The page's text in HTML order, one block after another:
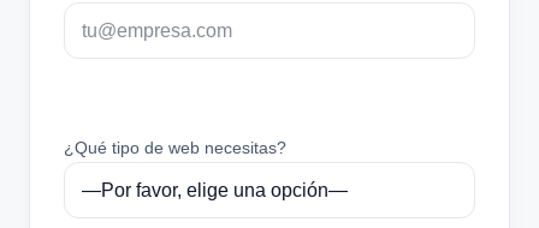
¿Qué tipo de web necesitas?